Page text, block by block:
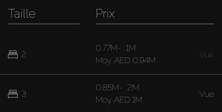
Taille
2
3
Prix
0.77M- 1M
Moy. AED 0.94M
Vue
0.85M- 2M
Moy. AED 1M
Vue